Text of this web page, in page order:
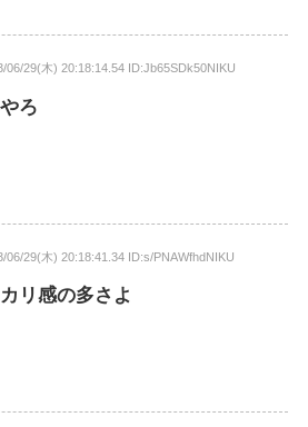
06/29(木) 20:18:14.54 ID:Jb65SDk50NIKU
ろ
06/29(木) 20:18:41.34 ID:s/PNAWfhdNIKU
リ感の多さよ